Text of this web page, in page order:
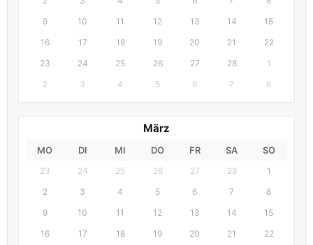
9
10 11 12 13 14
15
16
17 18 19 20 21
22
23
24 25 26 27 28
1
2
3 4 5 6 7 8
März
MO DI MI DO FR SA SO
23 24 25 26 27 28
1
2
3 4 5 6 7
8
9
10 11 12 13 14
15
16
17 18 19 20 21
22